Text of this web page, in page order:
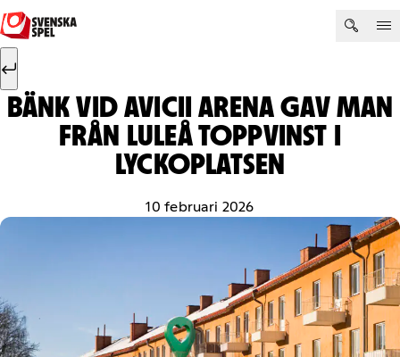
Hoppa till innehåll
Sök efter:
BÄNK VID AVICII ARENA GAV MAN
FRÅN LULEÅ TOPPVINST I
LYCKOPLATSEN
10 februari 2026